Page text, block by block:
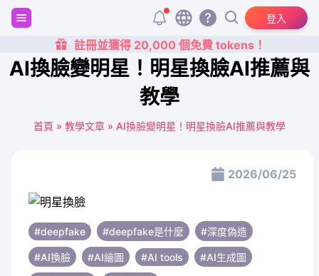
登入
註冊並獲得 20,000 個免費 tokens！
AI換臉變明星！明星換臉AI推薦與
教學
首頁 » 教學文章 » AI換臉變明星！明星換臉AI推薦與教學
2026/06/25
#deepfake #deepfake是什麼 #深度偽造
#AI換臉 #AI繪圖 #AI tools #AI生成圖